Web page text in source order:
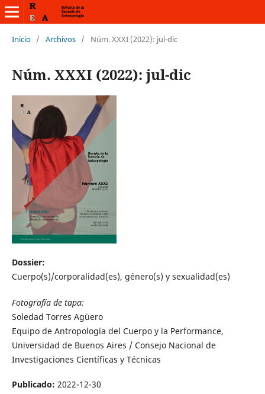
Inicio / Archivos / Núm. XXXI (2022): jul-dic
Núm. XXXI (2022): jul-dic
Dossier:
Cuerpo(s)/corporalidad(es), género(s) y sexualidad(es)
Fotografía de tapa:
Soledad Torres Agüero
Equipo de Antropología del Cuerpo y la Performance,
Universidad de Buenos Aires / Consejo Nacional de
Investigaciones Científicas y Técnicas
Publicado: 2022-12-30